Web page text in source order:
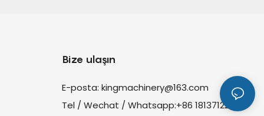
Bize ulaşın
E-posta: kingmachinery@163.com
Tel / Wechat / Whatsapp:+86 18137122335